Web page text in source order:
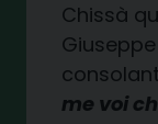
Chissà
me voi